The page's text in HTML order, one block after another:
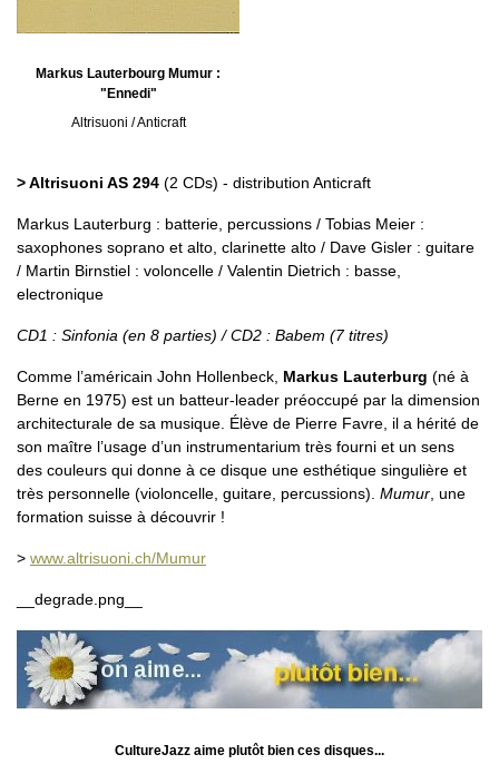
Markus Lauterbourg Mumur :
"Ennedi"
Altrisuoni / Anticraft
> Altrisuoni AS 294 (2 CDs) - distribution Anticraft
Markus Lauterburg : batterie, percussions / Tobias Meier :
saxophones soprano et alto, clarinette alto / Dave Gisler : guitare
/ Martin Birnstiel : voloncelle / Valentin Dietrich : basse,
electronique
CD1 : Sinfonia (en 8 parties) / CD2 : Babem (7 titres)
Comme l’américain John Hollenbeck, Markus Lauterburg (né à
Berne en 1975) est un batteur-leader préoccupé par la dimension
architecturale de sa musique. Élève de Pierre Favre, il a hérité de
son maître l’usage d’un instrumentarium très fourni et un sens
des couleurs qui donne à ce disque une esthétique singulière et
très personnelle (violoncelle, guitare, percussions). Mumur, une
formation suisse à découvrir !
> www.altrisuoni.ch/Mumur
__degrade.png__
CultureJazz aime plutôt bien ces disques...